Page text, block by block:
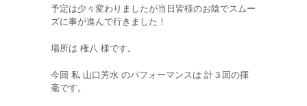
予定は少々変わりましたが当日皆様のお陰でスムー
ズに事が進んで行きました！
場所は 権八 様です。
今回 私 山口芳水 のパフォーマンスは 計３回の揮
毫です。